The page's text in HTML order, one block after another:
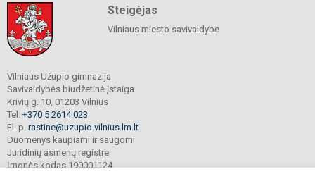
Steigėjas
Vilniaus miesto savivaldybė
Vilniaus Užupio gimnazija
Savivaldybės biudžetinė įstaiga
Krivių g. 10, 01203 Vilnius
Tel. +370 5 2614 023
El. p. rastine@uzupio.vilnius.lm.lt
Duomenys kaupiami ir saugomi
Juridinių asmenų registre
Įmonės kodas 190001124